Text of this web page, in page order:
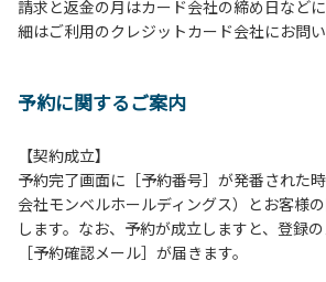
請求と返金の月はカード会社の締め日など
細はご利用のクレジットカード会社にお問い
予約に関するご案内
【契約成立】
予約完了画面に［予約番号］が発番された
会社モンベルホールディングス）とお客様
します。なお、予約が成立しますと、登録
［予約確認メール］が届きます。